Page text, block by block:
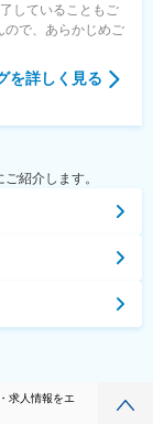
していることもご
ので、あらかじめご
を詳しく見る
紹介します。
求人情報をエ